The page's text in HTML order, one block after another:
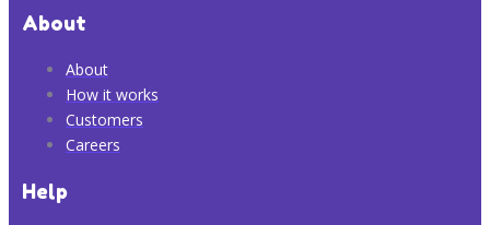
About
About
How it works
Customers
Careers
Help